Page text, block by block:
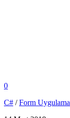
0
C# /Form